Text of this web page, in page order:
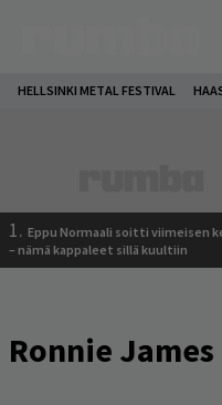
HELLSINKI METAL FESTIVAL
1. Eppu Normaali soitti viimeisen
– nämä kappaleet sillä kuultiin
Ronnie